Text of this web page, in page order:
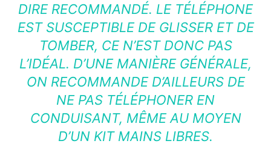
DIRE RECOMMANDÉ. LE TÉLÉPHONE
EST SUSCEPTIBLE DE GLISSER ET DE
TOMBER, CE N’EST DONC PAS
L’IDÉAL. D’UNE MANIÈRE GÉNÉRALE,
ON RECOMMANDE D’AILLEURS DE
NE PAS TÉLÉPHONER EN
CONDUISANT, MÊME AU MOYEN
D’UN KIT MAINS LIBRES.